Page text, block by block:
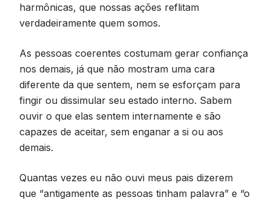
harmônicas, que nossas ações reflitam
verdadeiramente quem somos.
As pessoas coerentes costumam gerar confiança
nos demais, já que não mostram uma cara
diferente da que sentem, nem se esforçam para
fingir ou dissimular seu estado interno. Sabem
ouvir o que elas sentem internamente e são
capazes de aceitar, sem enganar a si ou aos
demais.
Quantas vezes eu não ouvi meus pais dizerem
que “antigamente as pessoas tinham palavra” e “o